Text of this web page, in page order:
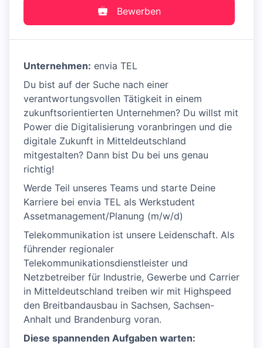
Bewerben
Unternehmen: envia TEL
Du bist auf der Suche nach einer
verantwortungsvollen Tätigkeit in einem
zukunftsorientierten Unternehmen? Du willst mit
Power die Digitalisierung voranbringen und die
digitale Zukunft in Mitteldeutschland
mitgestalten? Dann bist Du bei uns genau
richtig!
Werde Teil unseres Teams und starte Deine
Karriere bei envia TEL als Werkstudent
Assetmanagement/Planung (m/w/d)
Telekommunikation ist unsere Leidenschaft. Als
führender regionaler
Telekommunikationsdienstleister und
Netzbetreiber für Industrie, Gewerbe und Carrier
in Mitteldeutschland treiben wir mit Highspeed
den Breitbandausbau in Sachsen, Sachsen-
Anhalt und Brandenburg voran.
Diese spannenden Aufgaben warten: